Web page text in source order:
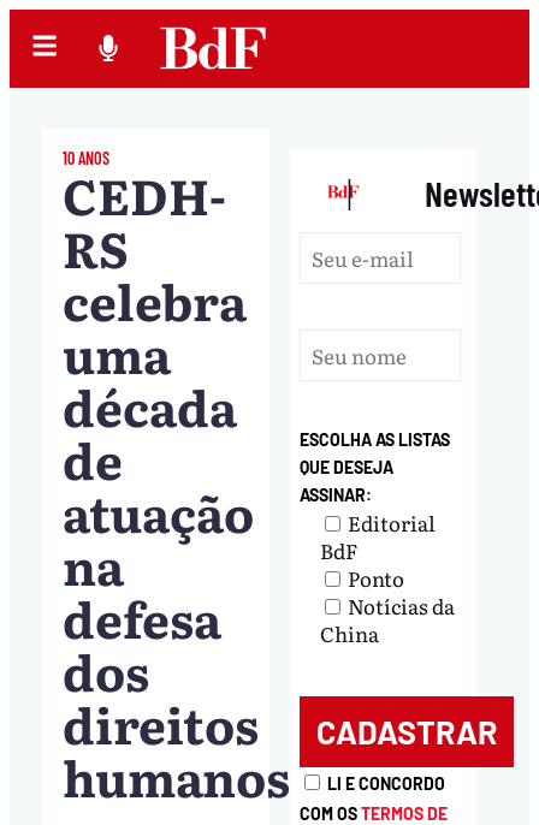
10 ANOS
CEDH-
RS
celebra
uma
década
de
atuação
na
defesa
dos
direitos
humanos
|
ESCOLHA AS LISTAS
QUE DESEJA
ASSINAR:
Editorial
BdF
Ponto
Notícias da
China
LI E CONCORDO
COM OSTERMOS DE